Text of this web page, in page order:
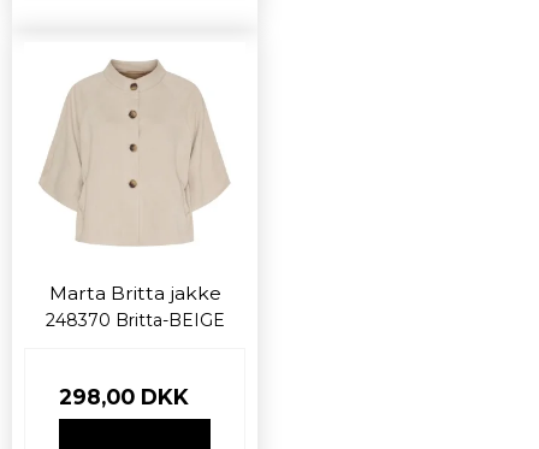
Marta Britta jakke
248370 Britta-BEIGE
298,00 DKK